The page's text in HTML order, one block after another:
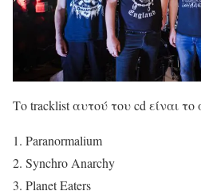
Το tracklist αυτού του cd είναι το
1. Paranormalium
2. Synchro Anarchy
3. Planet Eaters